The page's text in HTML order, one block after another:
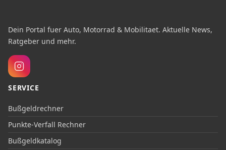
Dein Portal fuer Auto, Motorrad & Mobilitaet. Aktuelle News,
Ratgeber und mehr.
SERVICE
Bußgeldrechner
Punkte-Verfall Rechner
Bußgeldkatalog